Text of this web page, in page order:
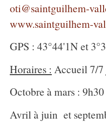
oti@saintguilhem-
www.saintguilhem-
GPS : 43°44'1N et
Horaires : Accueil 7/7
Octobre à mars :
Avril à juin et